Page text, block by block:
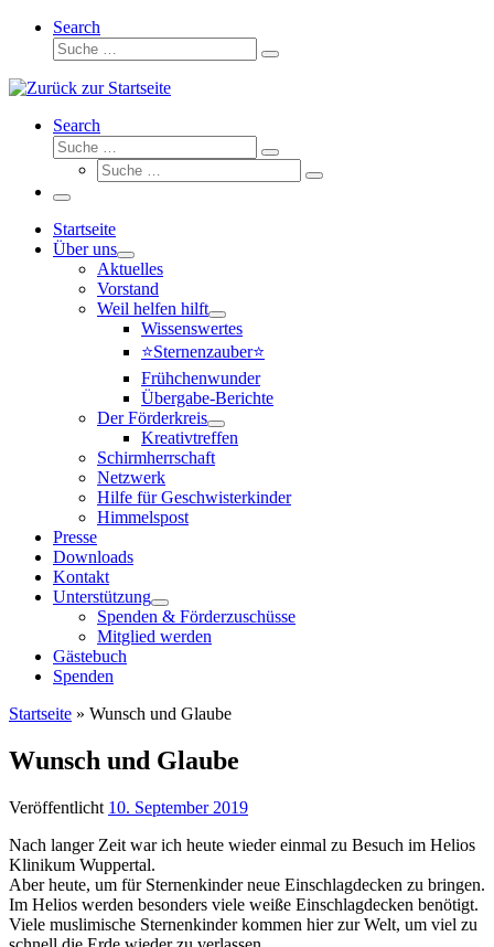
Search
Suche
Suche
Search
Suche
Suche
Suche
Suche
Menü
Startseite
Über uns
Aktuelles
Vorstand
Weil helfen hilft
Wissenswertes
⭐Sternenzauber⭐
Frühchenwunder
Übergabe-Berichte
Der Förderkreis
Kreativtreffen
Schirmherrschaft
Netzwerk
Hilfe für Geschwisterkinder
Himmelspost
Presse
Downloads
Kontakt
Unterstützung
Spenden & Förderzuschüsse
Mitglied werden
Gästebuch
Spenden
Startseite » Wunsch und Glaube
Wunsch und Glaube
Veröffentlicht 10. September 2019
Nach langer Zeit war ich heute wieder einmal zu Besuch im Helios
Klinikum Wuppertal.
Aber heute, um für Sternenkinder neue Einschlagdecken zu bringen.
Im Helios werden besonders viele weiße Einschlagdecken benötigt.
Viele muslimische Sternenkinder kommen hier zur Welt, um viel zu